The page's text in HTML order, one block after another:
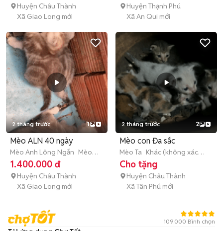
Huyện Châu Thành
Xã Giao Long mới
Huyện Thạnh Phú
Xã An Qui mới
2 tháng trước 1
Mèo ALN 40 ngày
Mèo Anh Lông Ngắn Mèo
con (dưới 3 tháng tuổi)
1.400.000 đ
Huyện Châu Thành
Xã Giao Long mới
2 tháng trước 2
Mèo con Đa sắc
Mèo Ta Khác (không xác
định được)
Cho tặng
Huyện Châu Thành
Xã Tân Phú mới
109.000 Bình chọn